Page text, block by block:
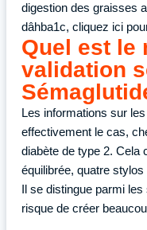
digestion des graisses
dâhba1c, cliquez ici
Quel est le
validation
Les informations sur
effectivement le cas,
diabète de type 2. Cela
équilibrée, quatre
Il se distingue parmi
risque de créer